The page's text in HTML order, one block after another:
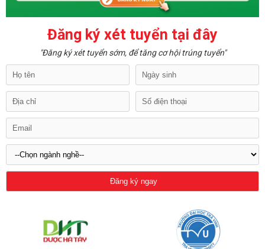
Đăng ký xét tuyển tại đây
"Đăng ký xét tuyển sớm, để tăng cơ hội trúng tuyển"